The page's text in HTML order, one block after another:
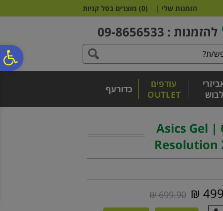
נגישות
אתר
המרכזי
הזמנות שלי |
(
0
) מוצרים בסל קניות
להזמנות : 09-8656533
לבוש
עודפים
OUTLET
כדורעף
נעלי טניס אסיקס | Asics Gel
Resolution
499 ₪
699.90 ₪